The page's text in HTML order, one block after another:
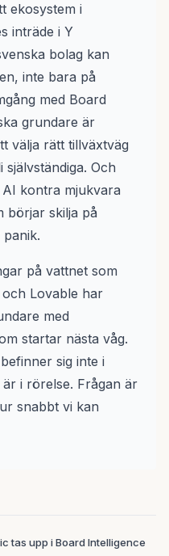
ekosystem i
inträde i Y
bolag kan
inte bara på
med Board
grundare är
välja rätt tillväxtväg
Och
kontra mjukvara
börjar skilja på
på vattnet som
Lovable har
med
startar nästa våg.
sig inte i
i rörelse. Frågan är
snabbt vi kan
tas upp i Board Intelligence